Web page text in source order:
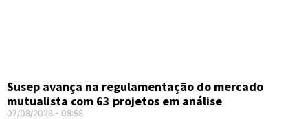
Susep avança na regulamentação do mercado
mutualista com 63 projetos em análise
07/08/2026 08:58